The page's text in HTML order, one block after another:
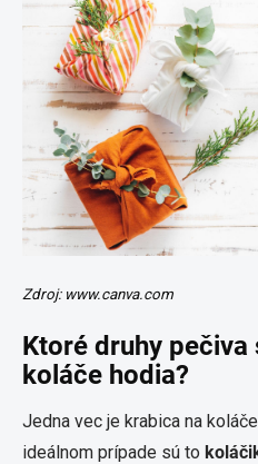
Zdroj: www.canva.com
Ktoré druhy pečiva
koláče hodia?
Jedna vec je krabica na
ideálnom prípade sú to